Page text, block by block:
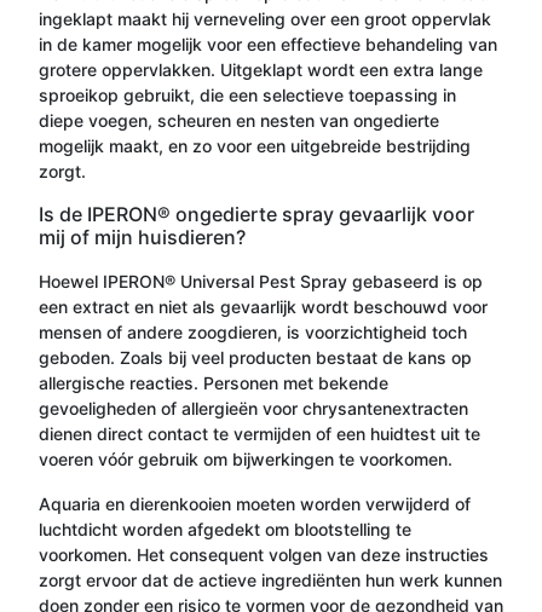
ingeklapt maakt hij verneveling over een groot oppervlak
in de kamer mogelijk voor een effectieve behandeling van
grotere oppervlakken. Uitgeklapt wordt een extra lange
sproeikop gebruikt, die een selectieve toepassing in
diepe voegen, scheuren en nesten van ongedierte
mogelijk maakt, en zo voor een uitgebreide bestrijding
zorgt.
Is de IPERON® ongedierte spray gevaarlijk voor
mij of mijn huisdieren?
Hoewel IPERON® Universal Pest Spray gebaseerd is op
een extract en niet als gevaarlijk wordt beschouwd voor
mensen of andere zoogdieren, is voorzichtigheid toch
geboden. Zoals bij veel producten bestaat de kans op
allergische reacties. Personen met bekende
gevoeligheden of allergieën voor chrysantenextracten
dienen direct contact te vermijden of een huidtest uit te
voeren vóór gebruik om bijwerkingen te voorkomen.
Aquaria en dierenkooien moeten worden verwijderd of
luchtdicht worden afgedekt om blootstelling te
voorkomen. Het consequent volgen van deze instructies
zorgt ervoor dat de actieve ingrediënten hun werk kunnen
doen zonder een risico te vormen voor de gezondheid van